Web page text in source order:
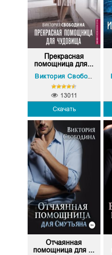
Прекрасная
помощница для...
Виктория Свободина
Скачать
13011
Отчаянная
помощница для ...